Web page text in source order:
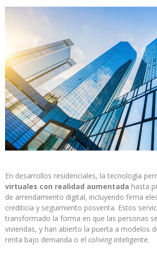
En desarrollos residenciales, la tecnología
virtuales con realidad aumentada hasta
de arrendamiento digital, incluyendo firma
crediticia y seguimiento posventa. Estos
transformado la forma en que las personas
viviendas, y han abierto la puerta a modelos
renta bajo demanda o el colivinginteligente.